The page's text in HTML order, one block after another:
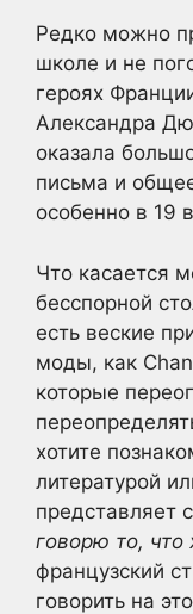
Редко можно
школе и не
героях
Александра
оказала
письма и
особенно в 19
Что касается
бесспорной
есть веские
моды, как
которые
хотите
литературой
представляет
говорю то, что
французский
говорить на